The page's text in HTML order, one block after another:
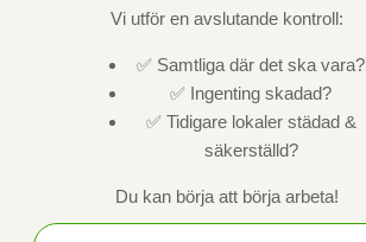
Vi utför en avslutande kontroll:
✅ Samtliga där det ska vara?
✅ Ingenting skadad?
✅ Tidigare lokaler städad &
säkerställd?
Du kan börja att börja arbeta!